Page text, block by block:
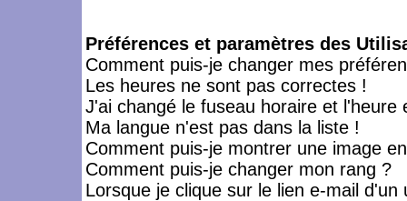
Préférences et paramètres des
Comment puis-je changer mes
Les heures ne sont pas correctes !
J'ai changé le fuseau horaire et l'heure
Ma langue n'est pas dans la liste !
Comment puis-je montrer une image
Comment puis-je changer mon rang ?
Lorsque je clique sur le lien e-mail